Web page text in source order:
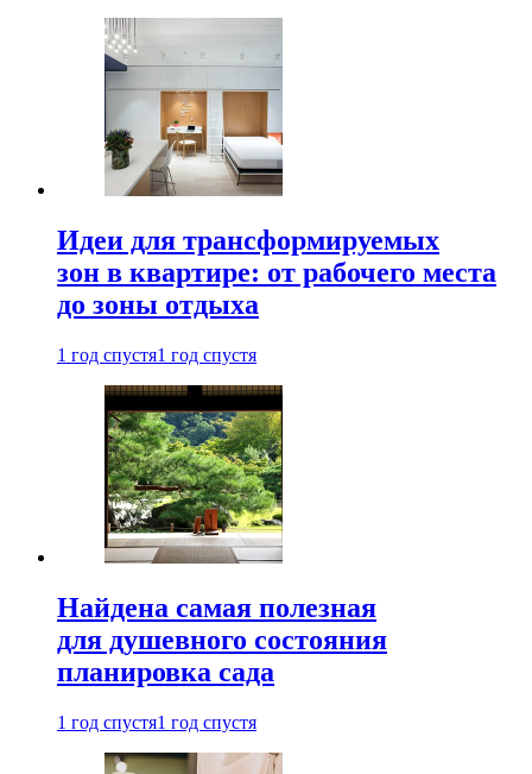
Идеи для трансформируемых
зон в квартире: от рабочего места
до зоны отдыха
1 год спустя1 год спустя
Найдена самая полезная
для душевного состояния
планировка сада
1 год спустя1 год спустя